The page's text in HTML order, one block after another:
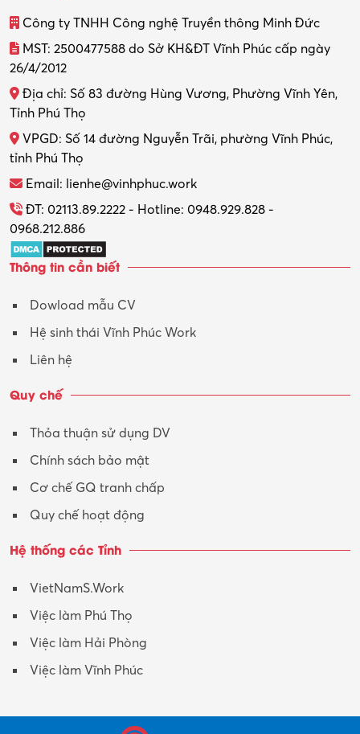
Công ty TNHH Công nghệ Truyền thông Minh Đức
MST: 2500477588 do Sở KH&ĐT Vĩnh Phúc cấp ngày
26/4/2012
Địa chỉ: Số 83 đường Hùng Vương, Phường Vĩnh Yên,
Tỉnh Phú Thọ
VPGD: Số 14 đường Nguyễn Trãi, phường Vĩnh Phúc,
tỉnh Phú Thọ
Email: lienhe@vinhphuc.work
ĐT: 02113.89.2222 - Hotline: 0948.929.828 -
0968.212.886
Thông tin cần biết
Dowload mẫu CV
Hệ sinh thái Vĩnh Phúc Work
Liên hệ
Quy chế
Thỏa thuận sử dụng DV
Chính sách bảo mật
Cơ chế GQ tranh chấp
Quy chế hoạt động
Hệ thống các Tỉnh
VietNamS.Work
Việc làm Phú Thọ
Việc làm Hải Phòng
Việc làm Vĩnh Phúc